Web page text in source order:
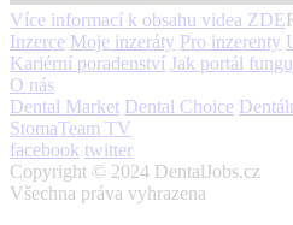
Více informací k obsahu videa ZDE
Inzerce Moje inzeráty Pro inzerenty
Kariérní poradenství Jak portál
O nás
Dental Market Dental Choice
StomaTeam TV
facebook twitter
Copyright © 2024 DentalJobs.cz
Všechna práva vyhrazena